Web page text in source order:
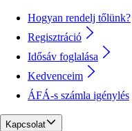
Hogyan rendelj tőlünk?
Regisztráció
Idősáv foglalása
Kedvenceim
ÁFÁ-s számla igénylés
Kapcsolat